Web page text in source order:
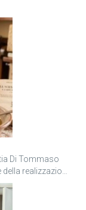
Di Tommaso
realizzazione